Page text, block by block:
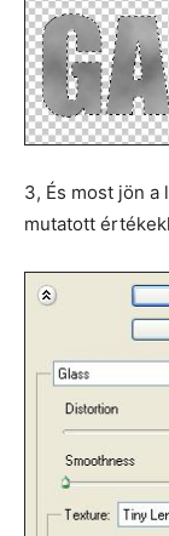
3, És most jön
mutatott